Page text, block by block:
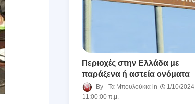
Περιοχές στην Ελλάδα με
παράξενα ή αστεία ονόματα
Τα Μπουλούκια
1/10/2024
11:00:00 π.μ.